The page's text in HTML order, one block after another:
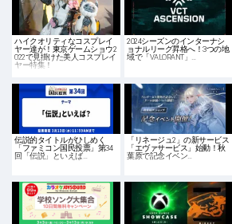
ハイクオリティなコスプレイ
ヤー達が！東京ゲームショウ2
022で見掛けた美人コスプレイ
ヤー特集！
2024シーズンのインターナシ
ョナルリーグ昇格へ！3つの地
域で「VALORANT」…
伝説的タイトルがひしめく
「ファミコン国民投票」第34
回「伝説」といえば…
「リネージュ2」の新サービス
「エヴァサービス」始動！秋
葉原で記念イベン…